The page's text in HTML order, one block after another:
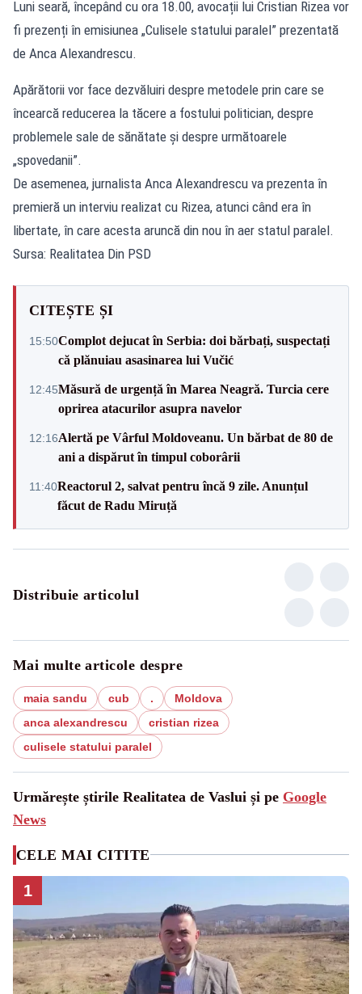
Luni seară, începând cu ora 18.00, avocații lui Cristian Rizea vor
fi prezenți în emisiunea „Culisele statului paralel” prezentată
de Anca Alexandrescu.
Apărătorii vor face dezvăluiri despre metodele prin care se
încearcă reducerea la tăcere a fostului politician, despre
problemele sale de sănătate și despre următoarele
„spovedanii”.
De asemenea, jurnalista Anca Alexandrescu va prezenta în
premieră un interviu realizat cu Rizea, atunci când era în
libertate, în care acesta aruncă din nou în aer statul paralel.
Sursa: Realitatea Din PSD
CITEȘTE ȘI
15:50Complot dejucat în Serbia: doi bărbați, suspectați
că plănuiau asasinarea lui Vučić
12:45Măsură de urgență în Marea Neagră. Turcia cere
oprirea atacurilor asupra navelor
12:16Alertă pe Vârful Moldoveanu. Un bărbat de 80 de
ani a dispărut în timpul coborârii
11:40Reactorul 2, salvat pentru încă 9 zile. Anunțul
făcut de Radu Miruță
Distribuie articolul
Mai multe articole despre
maia sandu cub .
Moldova
anca alexandrescu
cristian rizea
culisele statului paralel
Urmărește știrile Realitatea de Vaslui și pe Google
News
CELE MAI CITITE
1